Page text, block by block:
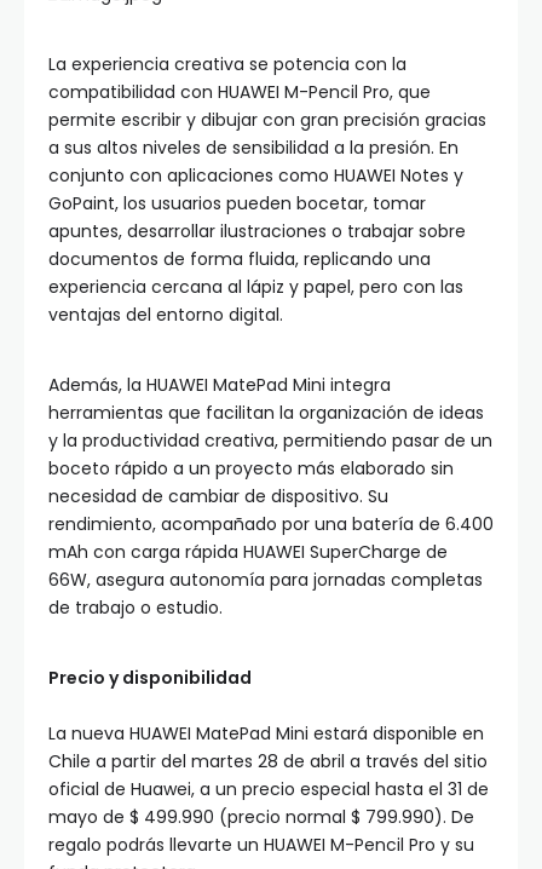
La experiencia creativa se potencia con la
compatibilidad con HUAWEI M-Pencil Pro, que
permite escribir y dibujar con gran precisión gracias
a sus altos niveles de sensibilidad a la presión. En
conjunto con aplicaciones como HUAWEI Notes y
GoPaint, los usuarios pueden bocetar, tomar
apuntes, desarrollar ilustraciones o trabajar sobre
documentos de forma fluida, replicando una
experiencia cercana al lápiz y papel, pero con las
ventajas del entorno digital.
Además, la HUAWEI MatePad Mini integra
herramientas que facilitan la organización de ideas
y la productividad creativa, permitiendo pasar de un
boceto rápido a un proyecto más elaborado sin
necesidad de cambiar de dispositivo. Su
rendimiento, acompañado por una batería de 6.400
mAh con carga rápida HUAWEI SuperCharge de
66W, asegura autonomía para jornadas completas
de trabajo o estudio.
Precio y disponibilidad
La nueva HUAWEI MatePad Mini estará disponible en
Chile a partir del martes 28 de abril a través del sitio
oficial de Huawei, a un precio especial hasta el 31 de
mayo de $ 499.990 (precio normal $ 799.990). De
regalo podrás llevarte un HUAWEI M-Pencil Pro y su